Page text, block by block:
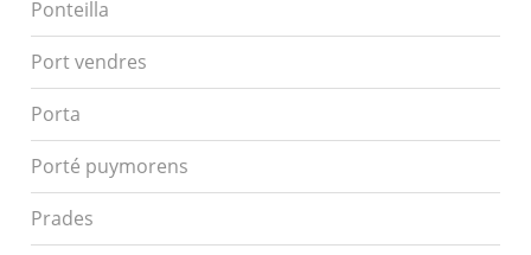
Ponteilla
Port vendres
Porta
Porté puymorens
Prades